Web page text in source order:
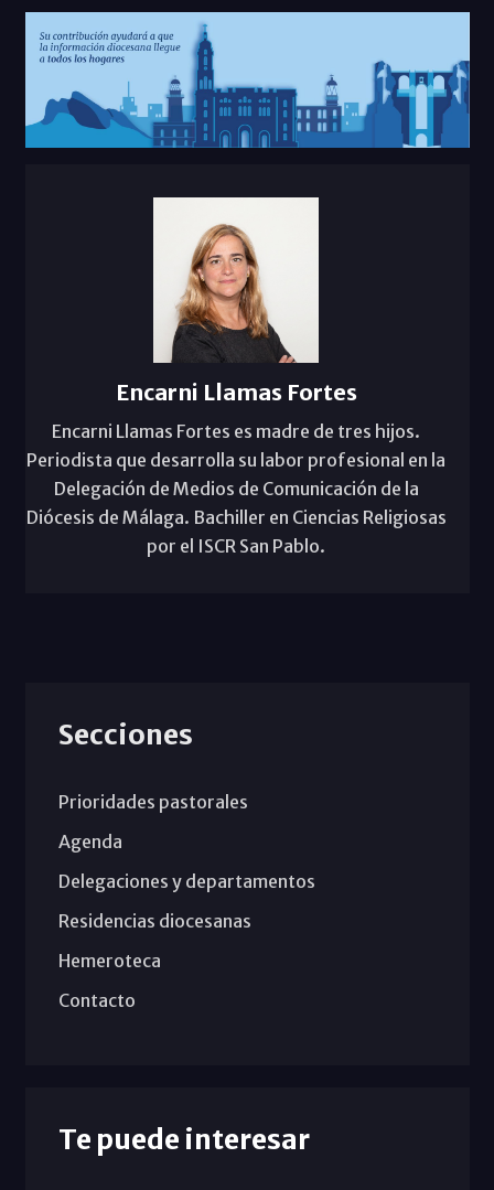
Encarni Llamas Fortes
Encarni Llamas Fortes es madre de tres hijos.
Periodista que desarrolla su labor profesional en la
Delegación de Medios de Comunicación de la
Diócesis de Málaga. Bachiller en Ciencias Religiosas
por el ISCR San Pablo.
Secciones
Prioridades pastorales
Agenda
Delegaciones y departamentos
Residencias diocesanas
Hemeroteca
Contacto
Te puede interesar